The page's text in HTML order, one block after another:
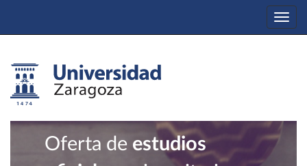
Oferta de estudios